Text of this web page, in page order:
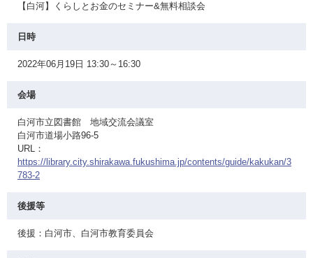
【白河】くらしとお金のセミナー&無料相談会
日時
2022年06月19日 13:30～16:30
会場
白河市立図書館 地域交流会議室
白河市道場小路96-5
URL：
https://library.city.shirakawa.fukushima.jp/contents/guide/kakukan/3
783-2
後援等
後援：白河市、白河市教育委員会